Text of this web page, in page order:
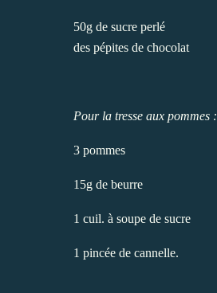
50g de sucre perlé
des pépites de chocolat
Pour la tresse aux pommes :
3 pommes
15g de beurre
1 cuil. à soupe de sucre
1 pincée de cannelle.